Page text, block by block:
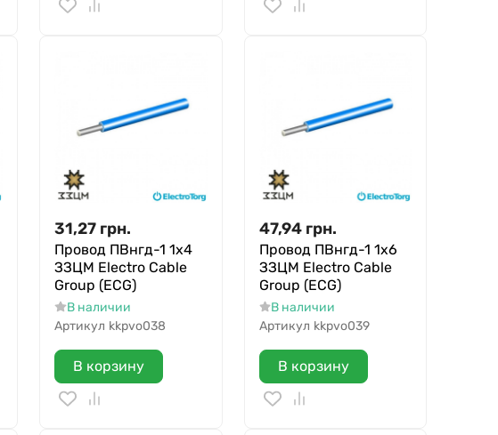
31,27 грн.
Провод ПВнгд-1 1х4
ЗЗЦМ Electro Cable
Group (ECG)
В наличии
Артикул kkpvo038
В корзину
47,94 грн.
Провод ПВнгд-1 1х6
ЗЗЦМ Electro Cable
Group (ECG)
В наличии
Артикул kkpvo039
В корзину